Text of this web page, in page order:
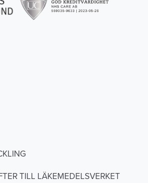
TILL LÄKEMEDELSVERKET